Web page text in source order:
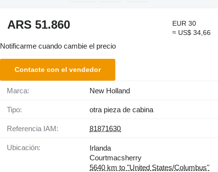
ARS 51.860
EUR 30
≈ US$ 34,66
Notificarme cuando cambie el precio
Contacte con el vendedor
Marca: New Holland
Tipo: otra pieza de cabina
Referencia IAM: 81871630
Ubicación:
Irlanda
Courtmacsherry
5640 km to "United States/Columbus"